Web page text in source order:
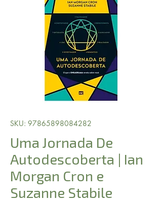
SKU: 97865898084282
Uma Jornada De
Autodescoberta | Ian
Morgan Cron e
Suzanne Stabile